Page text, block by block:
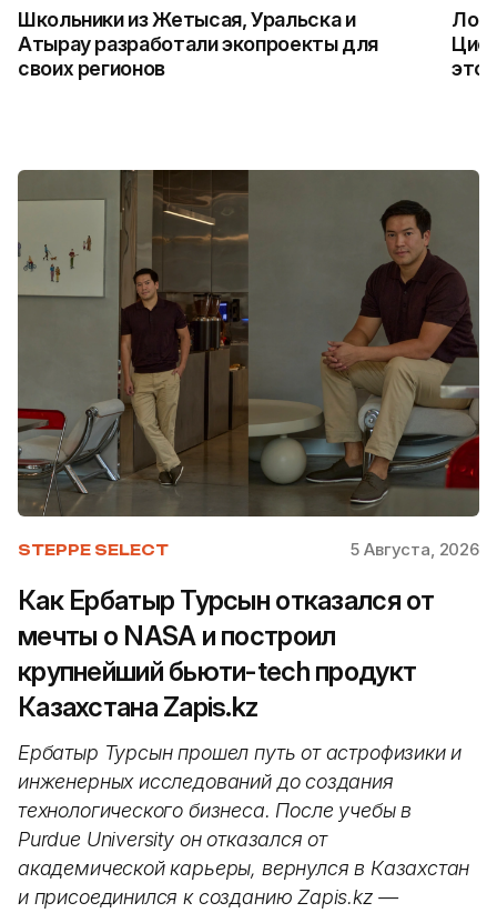
Школьники из Жетысая, Уральска и
Атырау разработали экопроекты для
своих регионов
это
STEPPE SELECT 5 Августа, 2026
Как Ербатыр Турсын отказался от
мечты о NASA и построил
крупнейший бьюти-tech продукт
Казахстана Zapis.kz
Ербатыр Турсын прошел путь от астрофизики и
инженерных исследований до создания
технологического бизнеса. После учебы в
Purdue University он отказался от
академической карьеры, вернулся в Казахстан
и присоединился к созданию Zapis.kz —